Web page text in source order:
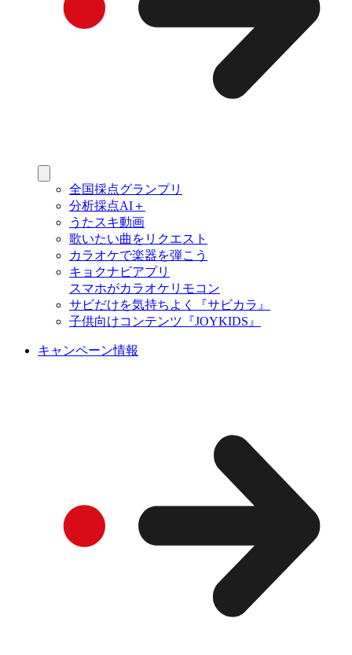
全国採点グランプリ
分析採点AI＋
うたスキ動画
歌いたい曲をリクエスト
カラオケで楽器を弾こう
キョクナビアプリ
スマホがカラオケリモコン
サビだけを気持ちよく『サビカラ』
子供向けコンテンツ『JOYKIDS』
キャンペーン情報